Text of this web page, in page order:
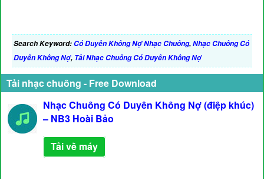
Search Keyword:Có Duyên Không Nợ Nhạc Chuông,Nhạc Chuông Có
Duyên Không Nợ, Tải Nhạc Chuông Có Duyên Không Nợ
Tải nhạc chuông - Free Download
Nhạc Chuông Có Duyên Không Nợ (điệp khúc)
– NB3 Hoài Bảo
Tải về máy